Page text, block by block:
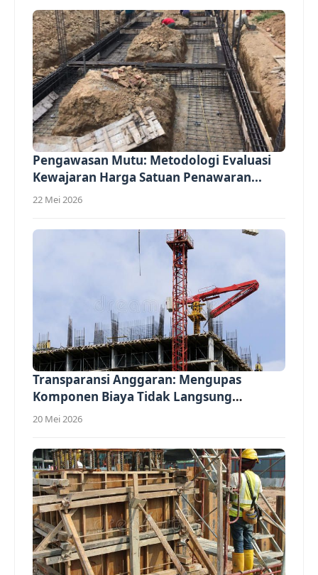
Pengawasan Mutu: Metodologi Evaluasi
Kewajaran Harga Satuan Penawaran...
22 Mei 2026
Transparansi Anggaran: Mengupas
Komponen Biaya Tidak Langsung
(Overhead)...
20 Mei 2026